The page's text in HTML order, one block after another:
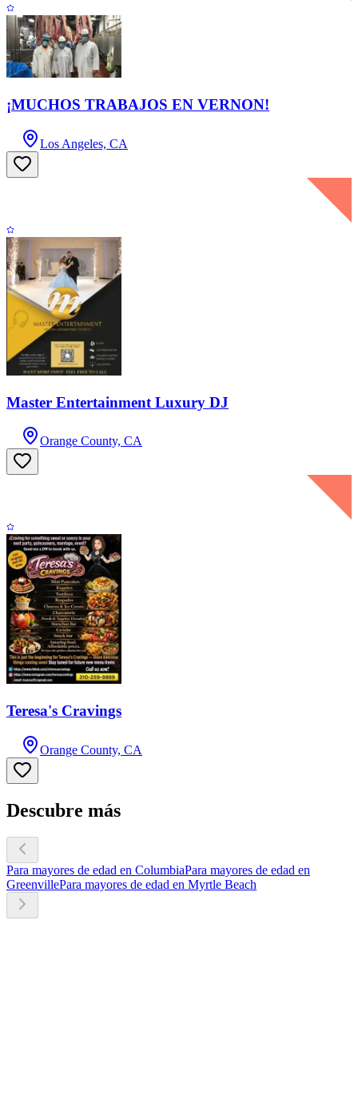
¡MUCHOS TRABAJOS EN VERNON!
Los Angeles, CA
Master Entertainment Luxury DJ
Orange County, CA
Teresa's Cravings
Orange County, CA
Descubre más
Para mayores de edad en ColumbiaPara mayores de edad en
GreenvillePara mayores de edad en Myrtle Beach